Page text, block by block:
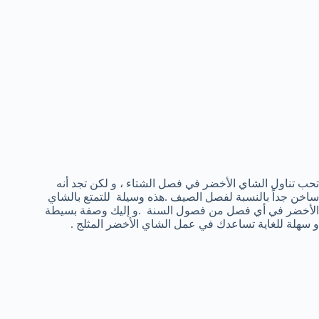
تحب تناول الشاي الأخضر في فصل الشتاء ، و لكن تجد أنه
ساخن جداً بالنسبة لفصل الصيف .هذه وسيلة للتمتع بالشاي
الأخضر في أي فصل من فصول السنة .و إليك وصفة بسيطة
و سهلة للغاية تساعدك في عمل الشاي الأخضر المثلج .